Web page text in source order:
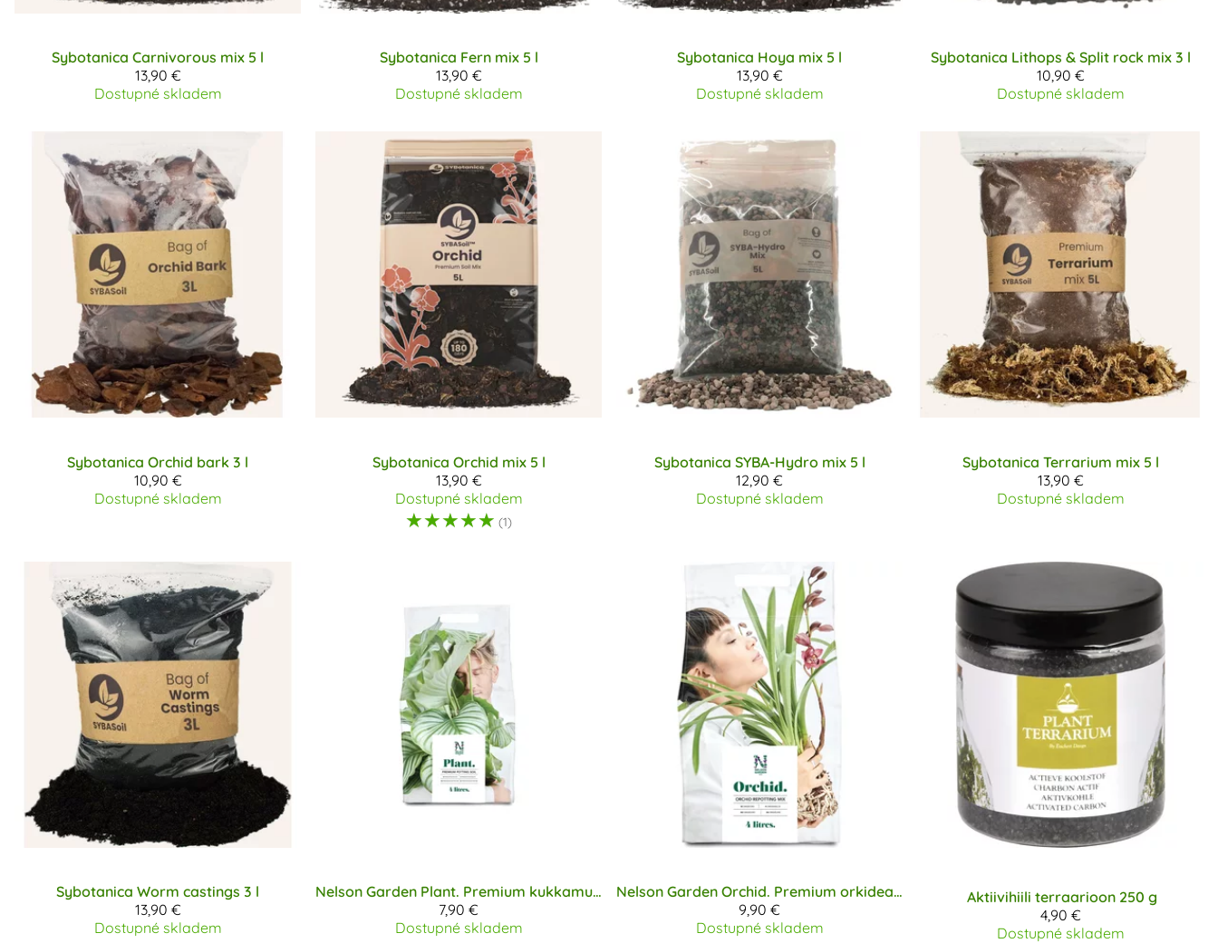
Sybotanica Carnivorous mix 5 l
13,90 €
Dostupné skladem
Sybotanica Fern mix 5 l
13,90 €
Dostupné skladem
Sybotanica Hoya mix 5 l
13,90 €
Dostupné skladem
Sybotanica Lithops & Split rock mix 3 l
10,90 €
Dostupné skladem
Sybotanica Orchid bark 3 l
10,90 €
Dostupné skladem
Sybotanica Orchid mix 5 l
13,90 €
Dostupné skladem
☆☆☆☆☆ (1)
Sybotanica SYBA-Hydro mix 5 l
12,90 €
Dostupné skladem
Sybotanica Terrarium mix 5 l
13,90 €
Dostupné skladem
Sybotanica Worm castings 3 l
13,90 €
Dostupné skladem
Nelson Garden
Plant. Premium kukkamulta 4 l
7,90 €
Dostupné skladem
Nelson Garden
Orchid. Premium orkideamulta 4 l
9,90 €
Dostupné skladem
Aktiivihiili terraarioon 250 g
4,90 €
Dostupné skladem